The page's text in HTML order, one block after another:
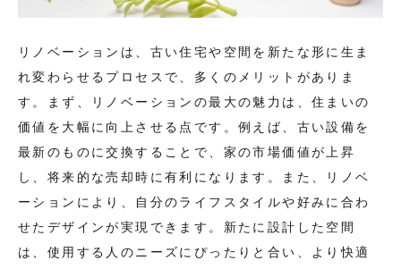
リノベーションは、古い住宅や空間を新たな形に生ま
れ変わらせるプロセスで、多くのメリットがありま
す。まず、リノベーションの最大の魅力は、住まいの
価値を大幅に向上させる点です。例えば、古い設備を
最新のものに交換することで、家の市場価値が上昇
し、将来的な売却時に有利になります。また、リノベ
ーションにより、自分のライフスタイルや好みに合わ
せたデザインが実現できます。新たに設計した空間
は、使用する人のニーズにぴったりと合い、より快適